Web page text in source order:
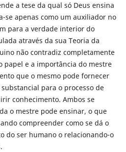
a tese da qual só Deus ensina
se apenas como um auxiliador no
para a verdade interior do
através da sua Teoria da
não contradiz completamente
papel e a importância do mestre
que o mesmo pode fornecer
para o processo de
conhecimento. Ambos se
o mestre pode ensinar, o que
compreender como se dá o
do ser humano o relacionando-o